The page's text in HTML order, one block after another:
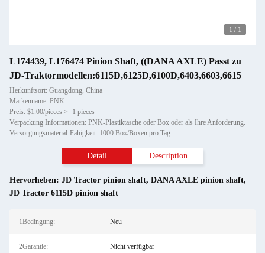
1 / 1
L174439, L176474 Pinion Shaft, ((DANA AXLE) Passt zu
JD-Traktormodellen:6115D,6125D,6100D,6403,6603,6615
Herkunftsort: Guangdong, China
Markenname: PNK
Preis: $1.00/pieces >=1 pieces
Verpackung Informationen: PNK-Plastiktasche oder Box oder als Ihre Anforderung.
Versorgungsmaterial-Fähigkeit: 1000 Box/Boxen pro Tag
Detail Description
Hervorheben: JD Tractor pinion shaft, DANA AXLE pinion shaft,
JD Tractor 6115D pinion shaft
1Bedingung: Neu
2Garantie: Nicht verfügbar